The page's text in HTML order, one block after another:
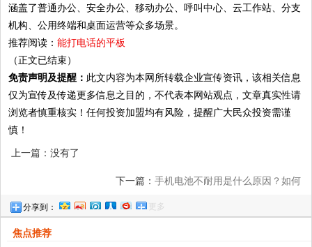
涵盖了普通办公、安全办公、移动办公、呼叫中心、云工作站、分支
机构、公用终端和桌面运营等众多场景。
推荐阅读：能打电话的平板
（正文已结束）
免责声明及提醒： 此文内容为本网所转载企业宣传资讯，该相关信息
仅为宣传及传递更多信息之目的，不代表本网站观点，文章真实性请
浏览者慎重核实！任何投资加盟均有风险，提醒广大民众投资需谨
慎！
上一篇：没有了
下一篇： 手机电池不耐用是什么原因？如何
分享到： 更多
焦点推荐